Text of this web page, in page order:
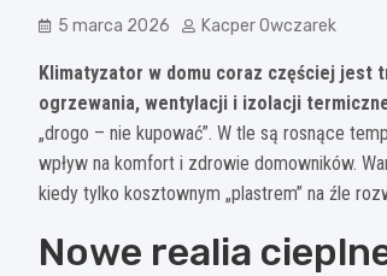
5 marca 2026 Kacper Owczarek
Klimatyzator w domu coraz częściej jest
ogrzewania, wentylacji i izolacji
„drogo – nie kupować”. W tle są rosnące
wpływ na komfort i zdrowie domowników.
kiedy tylko kosztownym „plastrem” na źle
Nowe realia